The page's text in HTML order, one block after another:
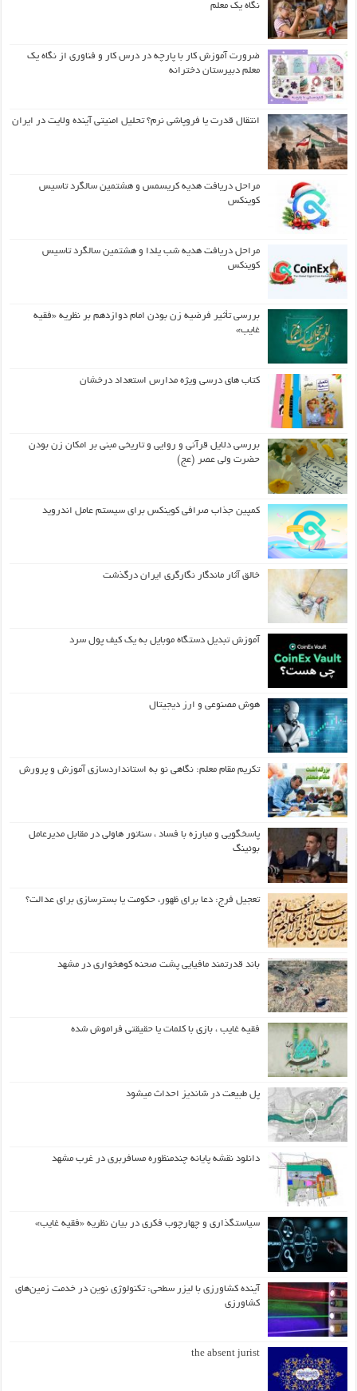
نگاه یک معلم
ضرورت آموزش کار با پارچه در درس کار و فناوری از نگاه یک
معلم دبیرستان دخترانه
انتقال قدرت یا فروپاشی نرم؟ تحلیل امنیتی آینده ولایت در ایران
مراحل دریافت هدیه کریسمس و هشتمین سالگرد تاسیس
کوینکس
مراحل دریافت هدیه شب یلدا و هشتمین سالگرد تاسیس
کوینکس
بررسی تأثیر فرضیه زن بودن امام دوازدهم بر نظریه «فقیه
غایب»
کتاب های درسی ویژه مدارس استعداد درخشان
بررسی دلایل قرآنی و روایی و تاریخی مبنی بر امکان زن بودن
حضرت ولی عصر (عج)
کمپین جذاب صرافی کوینکس برای سیستم عامل اندروید
خالق آثار ماندگار نگارگری ایران درگذشت
آموزش تبدیل دستگاه موبایل به یک کیف‌ پول سرد
هوش مصنوعی و ارز دیجیتال
تکریم مقام معلم: نگاهی نو به استانداردسازی آموزش و پرورش
پاسخگویی و مبارزه با فساد ، سناتور هاولی در مقابل مدیرعامل
بوئینگ
تعجیل فرج: دعا برای ظهور، حکومت یا بسترسازی برای عدالت؟
باند قدرتمند مافیایی پشت صحنه کوهخواری در مشهد
فقیه غایب ، بازی با کلمات یا حقیقتی فراموش شده
پل طبیعت در شاندیز احداث میشود
دانلود نقشه پایانه چندمنظوره مسافربری در غرب مشهد
سیاستگذاری و چهارچوب فکری در بیان نظریه «فقیه غایب»
آینده کشاورزی با لیزر سطحی: تکنولوژی نوین در خدمت زمین‌های
کشاورزی
the absent jurist